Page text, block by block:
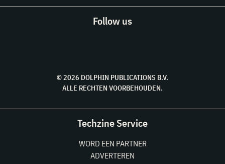
Follow us
© 2026 DOLPHIN PUBLICATIONS B.V.
ALLE RECHTEN VOORBEHOUDEN.
Techzine Service
WORD EEN PARTNER
ADVERTEREN